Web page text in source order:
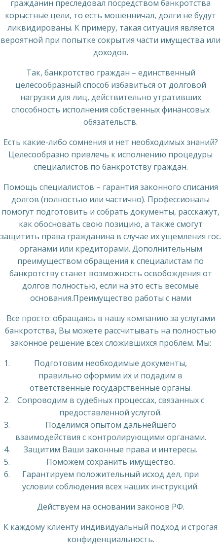
гражданин преследовал посредством банкротства
корыстные цели, то есть мошенничал, долги не будут
ликвидированы. К примеру, такая ситуация является
вероятной при попытке сокрытия части имущества или
доходов.
Так, банкротство граждан – единственный
целесообразный способ избавиться от долговой
нагрузки для лиц, действительно утративших
способность исполнения собственных финансовых
обязательств.
Есть какие-либо сомнения и нет необходимых знаний?
Целесообразно привлечь к исполнению процедуры
специалистов по банкротству граждан.
Помощь специалистов – гарантия законного списания
долгов (полностью или частично). Профессионалы
помогут подготовить и собрать документы, расскажут,
как обосновать свою позицию, а также смогут
защитить права гражданина в случае их ущемления гос.
органами или кредиторами. Дополнительным
преимуществом обращения к специалистам по
банкротству станет возможность освобождения от
долгов полностью, если на это есть весомые
основания.Преимущество работы с нами
Все просто: обращаясь в нашу компанию за услугами
банкротства, Вы можете рассчитывать на полностью
законное решение всех сложившихся проблем. Мы:
Подготовим необходимые документы,
правильно оформим их и подадим в
ответственные государственные органы.
Сопроводим в судебных процессах, связанных с
предоставленной услугой.
Поделимся опытом дальнейшего
взаимодействия с контролирующими органами.
Защитим Ваши законные права и интересы.
Поможем сохранить имущество.
Гарантируем положительный исход дел, при
условии соблюдения всех наших инструкций.
Действуем на основании законов РФ.
К каждому клиенту индивидуальный подход и строгая
конфиденциальность.